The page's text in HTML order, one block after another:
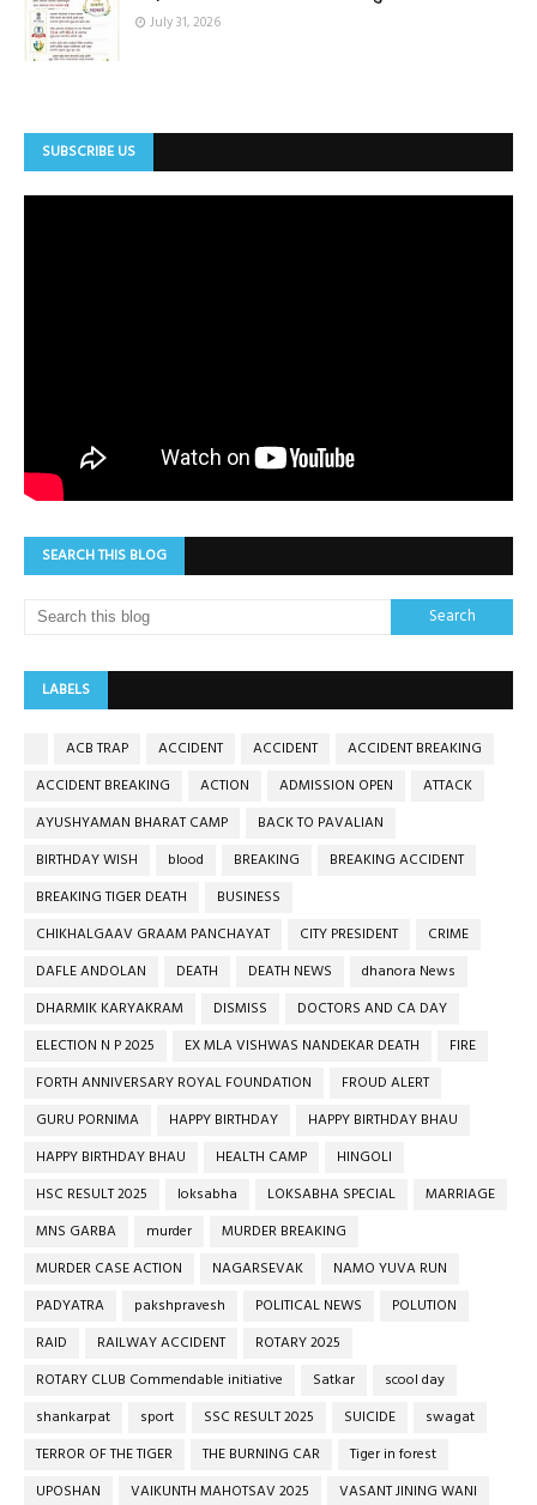
July 31, 2026
SUBSCRIBE US
SEARCH THIS BLOG
LABELS
ACB TRAP ACCIDENT ACCIDENT
ACCIDENT BREAKING
ACCIDENT BREAKING
ACTION ADMISSION OPEN
ATTACK
AYUSHYAMAN BHARAT CAMP
BACK TO PAVALIAN
BIRTHDAY WISH
blood BREAKING
BREAKING ACCIDENT
BREAKING TIGER DEATH
BUSINESS
CHIKHALGAAV GRAAM PANCHAYAT
CITY PRESIDENT
CRIME
DAFLE ANDOLAN
DEATH DEATH NEWS
dhanora News
DHARMIK KARYAKRAM
DISMISS
DOCTORS AND CA DAY
ELECTION N P 2025
EX MLA VISHWAS NANDEKAR DEATH
FIRE
FORTH ANNIVERSARY ROYAL FOUNDATION
FROUD ALERT
GURU PORNIMA
HAPPY BIRTHDAY
HAPPY BIRTHDAY BHAU
HAPPY BIRTHDAY BHAU
HEALTH CAMP
HINGOLI
HSC RESULT 2025
loksabha LOKSABHA SPECIAL
MARRIAGE
MNS GARBA
murder
MURDER BREAKING
MURDER CASE ACTION
NAGARSEVAK
NAMO YUVA RUN
PADYATRA
pakshpravesh POLITICAL NEWS
POLUTION
RAID
RAILWAY ACCIDENT
ROTARY 2025
ROTARY CLUB Commendable initiative
Satkar
scool day
shankarpat
sport SSC RESULT 2025 SUICIDE
swagat
TERROR OF THE TIGER
THE BURNING CAR
Tiger in forest
UPOSHAN
VAIKUNTH MAHOTSAV 2025
VASANT JINING WANI